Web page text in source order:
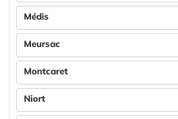
Médis
Meursac
Montcaret
Niort